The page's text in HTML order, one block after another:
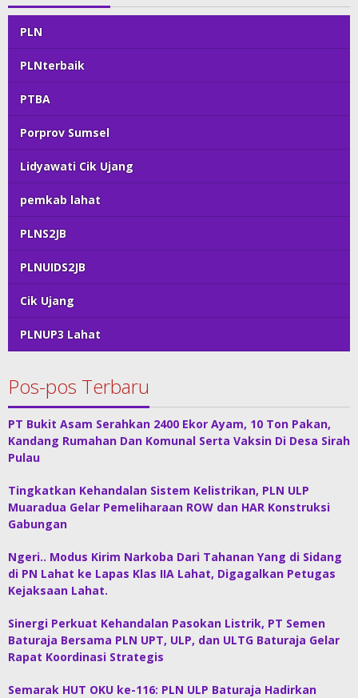
PLN
PLNterbaik
PTBA
Porprov Sumsel
Lidyawati Cik Ujang
pemkab lahat
PLNS2JB
PLNUIDS2JB
Cik Ujang
PLNUP3 Lahat
Pos-pos Terbaru
PT Bukit Asam Serahkan 2400 Ekor Ayam, 10 Ton Pakan,
Kandang Rumahan Dan Komunal Serta Vaksin Di Desa Sirah
Pulau
Tingkatkan Kehandalan Sistem Kelistrikan, PLN ULP
Muaradua Gelar Pemeliharaan ROW dan HAR Konstruksi
Gabungan
Ngeri.. Modus Kirim Narkoba Dari Tahanan Yang di Sidang
di PN Lahat ke Lapas Klas IIA Lahat, Digagalkan Petugas
Kejaksaan Lahat.
Sinergi Perkuat Kehandalan Pasokan Listrik, PT Semen
Baturaja Bersama PLN UPT, ULP, dan ULTG Baturaja Gelar
Rapat Koordinasi Strategis
Semarak HUT OKU ke-116: PLN ULP Baturaja Hadirkan